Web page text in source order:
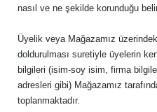
nasıl ve ne şekilde korunduğu
Üyelik veya Mağazamız
doldurulması suretiyle üyelerin
bilgileri (isim-soy isim, firma
adresleri gibi) Mağazamız
toplanmaktadır.